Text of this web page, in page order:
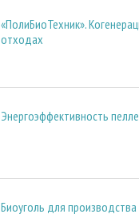
«ПолиБиоТехник».
отходах
Энергоэффективность
Биоуголь для